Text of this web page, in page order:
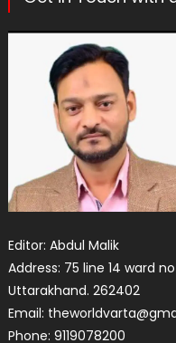
Editor: Abdul Malik
Address: 75 line 14 ward
Uttarakhand. 262402
Email:
Phone: 9119078200